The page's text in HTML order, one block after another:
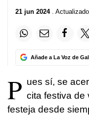
21 jun 2024.
Añade a La Voz de
P ues sí, se
cita festiva de
festeja desde